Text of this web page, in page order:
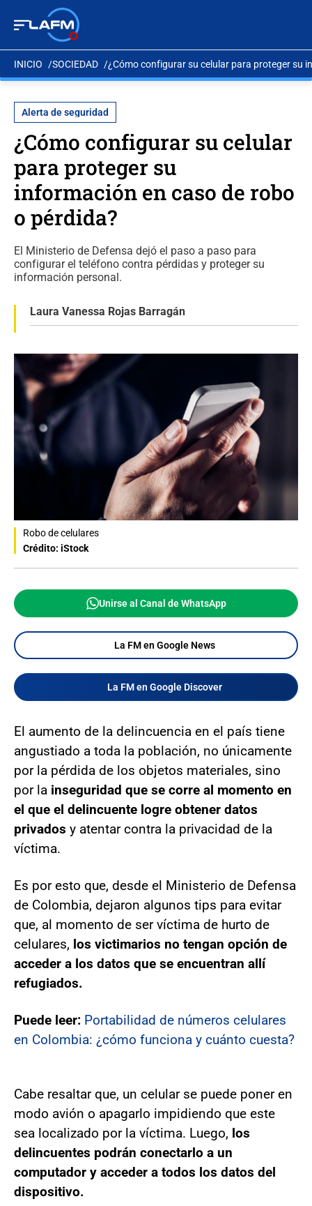
INICIO SOCIEDAD ¿Cómo configurar su celular para proteger su
Alerta de seguridad
¿Cómo configurar su celular
para proteger su
información en caso de robo
o pérdida?
El Ministerio de Defensa dejó el paso a paso para
configurar el teléfono contra pérdidas y proteger su
información personal.
Laura Vanessa Rojas Barragán
Robo de celulares
Crédito: iStock
Unirse al Canal de WhatsApp
La FM en Google News
La FM en Google Discover
El aumento de la delincuencia en el país tiene
angustiado a toda la población, no únicamente
por la pérdida de los objetos materiales, sino
por la inseguridad que se corre al momento en
el que el delincuente logre obtener datos
privados y atentar contra la privacidad de la
víctima.
Es por esto que, desde el Ministerio de Defensa
de Colombia, dejaron algunos tips para evitar
que, al momento de ser víctima de hurto de
celulares, los victimarios no tengan opción de
acceder a los datos que se encuentran allí
refugiados.
Puede leer: Portabilidad de números celulares
en Colombia: ¿cómo funciona y cuánto cuesta?
Cabe resaltar que, un celular se puede poner en
modo avión o apagarlo impidiendo que este
sea localizado por la víctima. Luego, los
delincuentes podrán conectarlo a un
computador y acceder a todos los datos del
dispositivo.